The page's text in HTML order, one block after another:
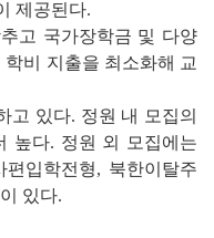
제공된다.
고 국가장학금 및 다양
비 지출을 최소화해 교
고 있다. 정원 내 모집의
높다. 정원 외 모집에는
입학전형, 북한이탈주
있다.